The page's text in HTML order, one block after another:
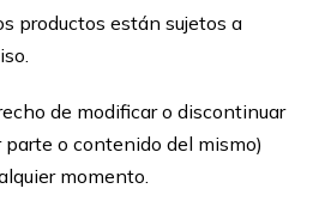
productos están sujetos a
de modificar o discontinuar
parte o contenido del mismo)
momento.